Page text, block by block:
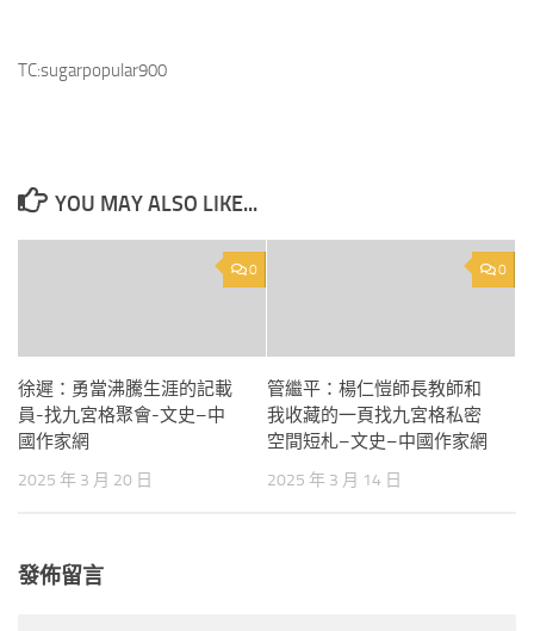
TC:sugarpopular900
YOU MAY ALSO LIKE...
0
徐遲：勇當沸騰生涯的記載
員-找九宮格聚會-文史–中
國作家網
2025 年 3 月 20 日
0
管繼平：楊仁愷師長教師和
我收藏的一頁找九宮格私密
空間短札–文史–中國作家網
2025 年 3 月 14 日
發佈留言